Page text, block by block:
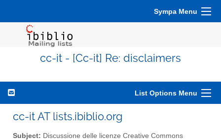
Sympa Menu
cc-it - [Cc-it] Re: disclaimers
List Options Menu
cc-it AT lists.ibiblio.org
Subject: Discussione delle licenze Creative Commons